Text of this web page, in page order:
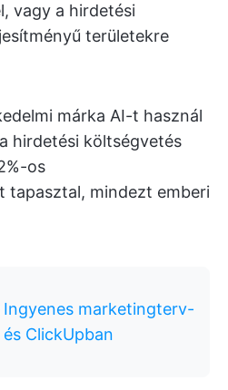
vagy a hirdetési
területekre
márka AI-t használ
hirdetési költségvetés
os
tapasztal, mindezt emberi
Ingyenes marketingterv-
ClickUpban